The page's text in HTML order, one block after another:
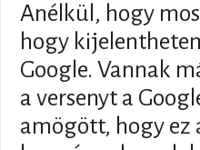
Anélkül, hogy
hogy
Google. Vannak
a versenyt a
amögött, hogy ez